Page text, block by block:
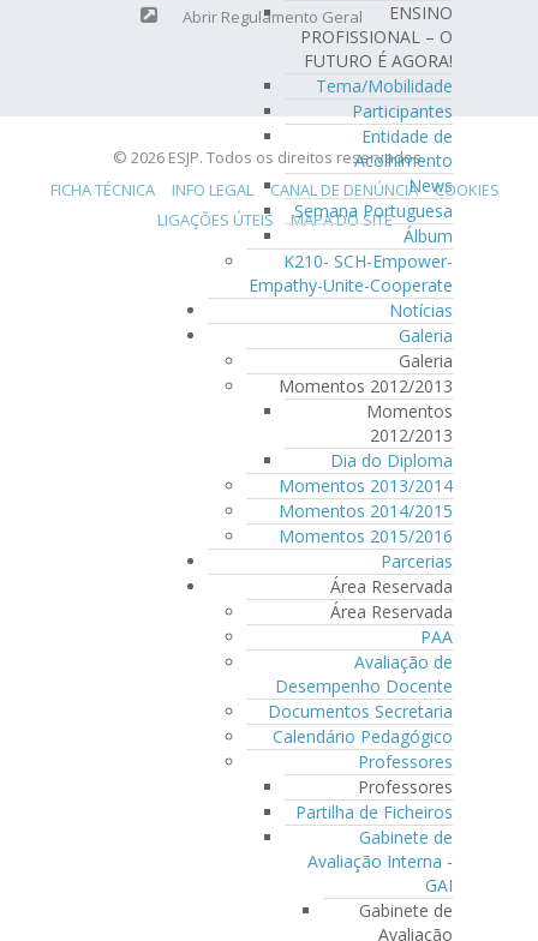
ENSINO
PROFISSIONAL – O
FUTURO É AGORA!
Tema/Mobilidade
Participantes
Entidade de
Acolhimento
News
Semana Portuguesa
Álbum
K210- SCH-Empower-
Empathy-Unite-Cooperate
Notícias
Galeria
Galeria
Momentos 2012/2013
Momentos
2012/2013
Dia do Diploma
Momentos 2013/2014
Momentos 2014/2015
Momentos 2015/2016
Parcerias
Área Reservada
Área Reservada
PAA
Avaliação de
Desempenho Docente
Documentos Secretaria
Calendário Pedagógico
Professores
Professores
Partilha de Ficheiros
Gabinete de
Avaliação Interna -
GAI
Gabinete de
Avaliação
Abrir Regulamento Geral
© 2026 ESJP. Todos os direitos reservados.
FICHA TÉCNICA
INFO LEGAL CANAL DE DENÚNCIA
COOKIES
LIGAÇÕES ÚTEIS
MAPA DO SITE